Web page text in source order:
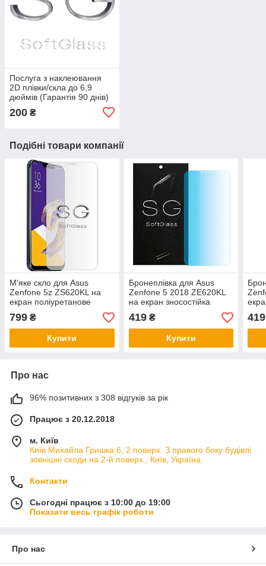
Послуга з наклеювання
2D плівки/скла до 6,9
дюймів (Гарантія 90 днів)
200 ₴
Подібні товари компанії
М'яке скло для Asus
Zenfone 5z ZS620KL на
екран поліуретанове
SoftGlass
799 ₴
Купити
Бронеплівка для Asus
Zenfone 5 2018 ZE620KL
на екран зносостійка
поліуретанова SoftGlass
419₴
Купити
419
Про нас
96% позитивних з 308 відгуків за рік
Працює з 20.12.2018
м. Київ
Київ Михайла Гришка 6, 2 поверх. З правого боку будівлі
зовнішні сходи на 2-й поверх., Київ, Україна
Контакти
Сьогодні працює з 10:00 до 19:00
Показати весь графік роботи
Про нас